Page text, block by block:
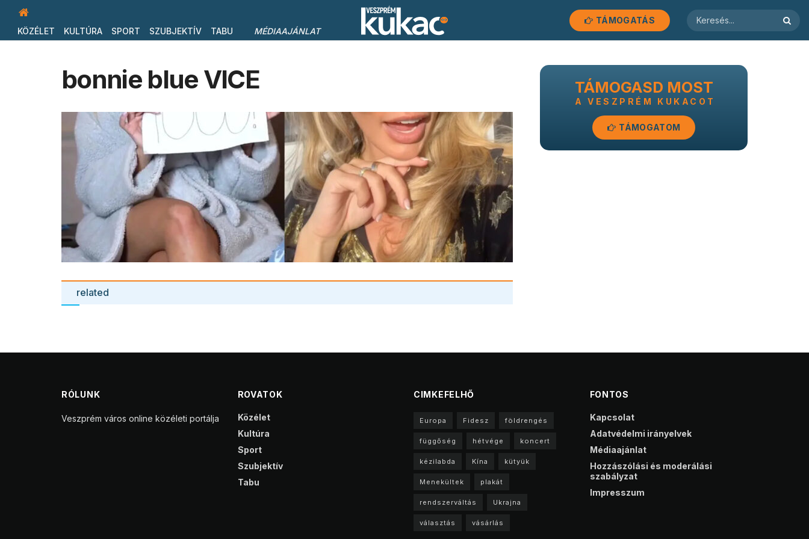
KÖZÉLET KULTÚRA SPORT SZUBJEKTÍV TABU MÉDIAAJÁNLAT
TÁMOGATÁS
bonnie blue VICE
related
TÁMOGASD MOST
A VESZPRÉM KUKACOT
TÁMOGATOM
RÓLUNK
Veszprém város online közéleti portálja
ROVATOK
Közélet
Kultúra
Sport
Szubjektív
Tabu
CIMKEFELHŐ
Europa Fidesz földrengés
függőség hétvége koncert
kézilabda Kína kütyük
Menekültek plakát
rendszerváltás Ukrajna
választás vásárlás
FONTOS
Kapcsolat
Adatvédelmi irányelvek
Médiaajánlat
Hozzászólási és moderálási
szabályzat
Impresszum